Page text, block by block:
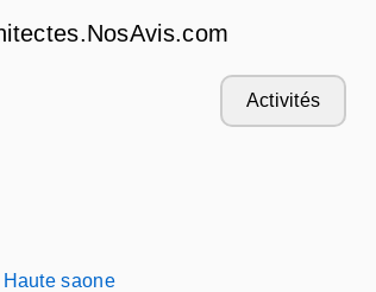
Activités
Haute saone